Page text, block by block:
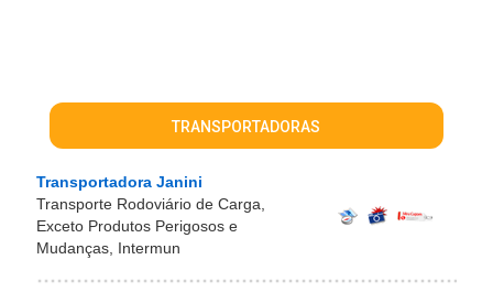
TRANSPORTADORAS
Transportadora Janini
Transporte Rodoviário de Carga,
Exceto Produtos Perigosos e
Mudanças, Intermun